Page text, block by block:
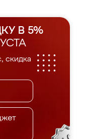
В 5%
скидка